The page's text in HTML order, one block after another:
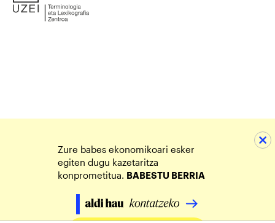
Zure babes ekonomikoari esker
egiten dugu kazetaritza
konprometitua. BABESTU BERRIA